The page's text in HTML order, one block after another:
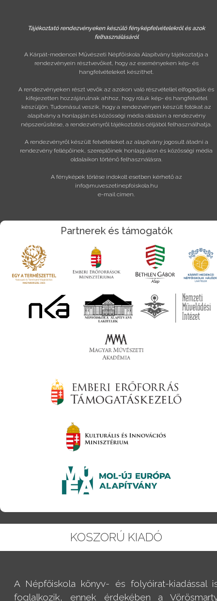
Tájékoztató rendezvényeken készülő fényképfelvételekről és azok
felhasználásáról
A Kárpát-medencei Művészeti Népfőiskola Alapítvány tájékoztatja a
rendezvényein résztvevőket, hogy az eseményeken kép- és
hangfelvételeket készíthet.
A rendezvényeken részt vevők az azokon való részvétellel elfogadják és
kifejezetten hozzájárulnak ahhoz, hogy róluk kép- és hangfelvétel
készüljön. Tudomásul veszik, hogy a rendezvényen készült fotókat az
alapítvány a honlapján és közösségi média oldalain a rendezvény
népszerűsítése, a rendezvényről tájékoztatás céljából felhasználhatja.
A rendezvényről készült felvételeket az alapítvány jogosult átadni a
rendezvény fellépőinek, szereplőinek honlapjukon és közösségi média
oldalaikon történő felhasználásra.
A fényképek törlése indokolt esetben kérhető az
info@muveszetinepfoiskola.hu
e-mail címen.
Partnerek és támogatók
KOSZORÚ KIADÓ
A Népfőiskola könyv- és folyóirat-kiadással
foglalkozik, ennek érdekében a